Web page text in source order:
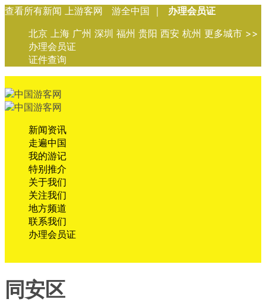
查看所有新闻 上游客网 游全中国 ｜
办理会员证
北京 上海 广州 深圳 福州 贵阳 西安 杭州 更多城市 >>
办理会员证
证件查询
新闻资讯
走遍中国
我的游记
特别推介
关于我们
关注我们
地方频道
联系我们
办理会员证
同安区